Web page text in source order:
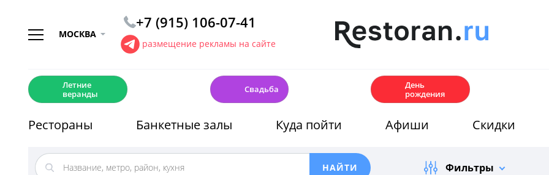
МОСКВА
+7 (915) 106-07-41
размещение рекламы на сайте
Летние
веранды
Свадьба
День
рождения
Рестораны Банкетные залы Куда пойти Афиши Скидки
Фильтры